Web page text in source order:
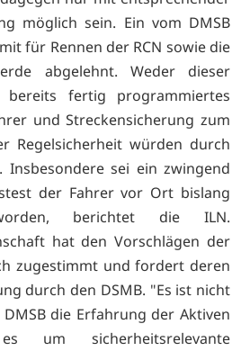
möglich sein. Ein vom DMSB
für Rennen der RCN sowie die
abgelehnt. Weder dieser
fertig programmiertes
und Streckensicherung zum
Regelsicherheit würden durch
Insbesondere sei ein zwingend
der Fahrer vor Ort bislang
berichtet die ILN.
hat den Vorschlägen der
zugestimmt und fordert deren
durch den DSMB. "Es ist nicht
die Erfahrung der Aktiven
um sicherheitsrelevante